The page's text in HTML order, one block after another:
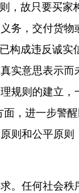
故只要买家
务，交付货物
构成违反诚实
实意思表示而
规则的建立，
，进一步警
则和公平原则
任何社会秩